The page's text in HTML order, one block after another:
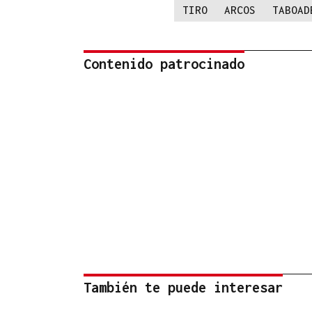
TIRO ARCOS
Contenido patrocinado
También te puede interesar